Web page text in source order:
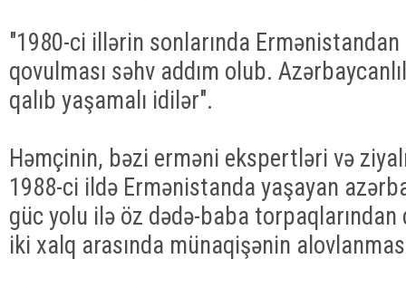
"1980-ci illərin sonlarında Ermənistandan
qovulması səhv addım olub.
qalıb yaşamalı idilər".
Həmçinin, bəzi erməni ekspertləri və
1988-ci ildə Ermənistanda yaşayan
güc yolu ilə öz dədə-baba
iki xalq arasında münaqişənin